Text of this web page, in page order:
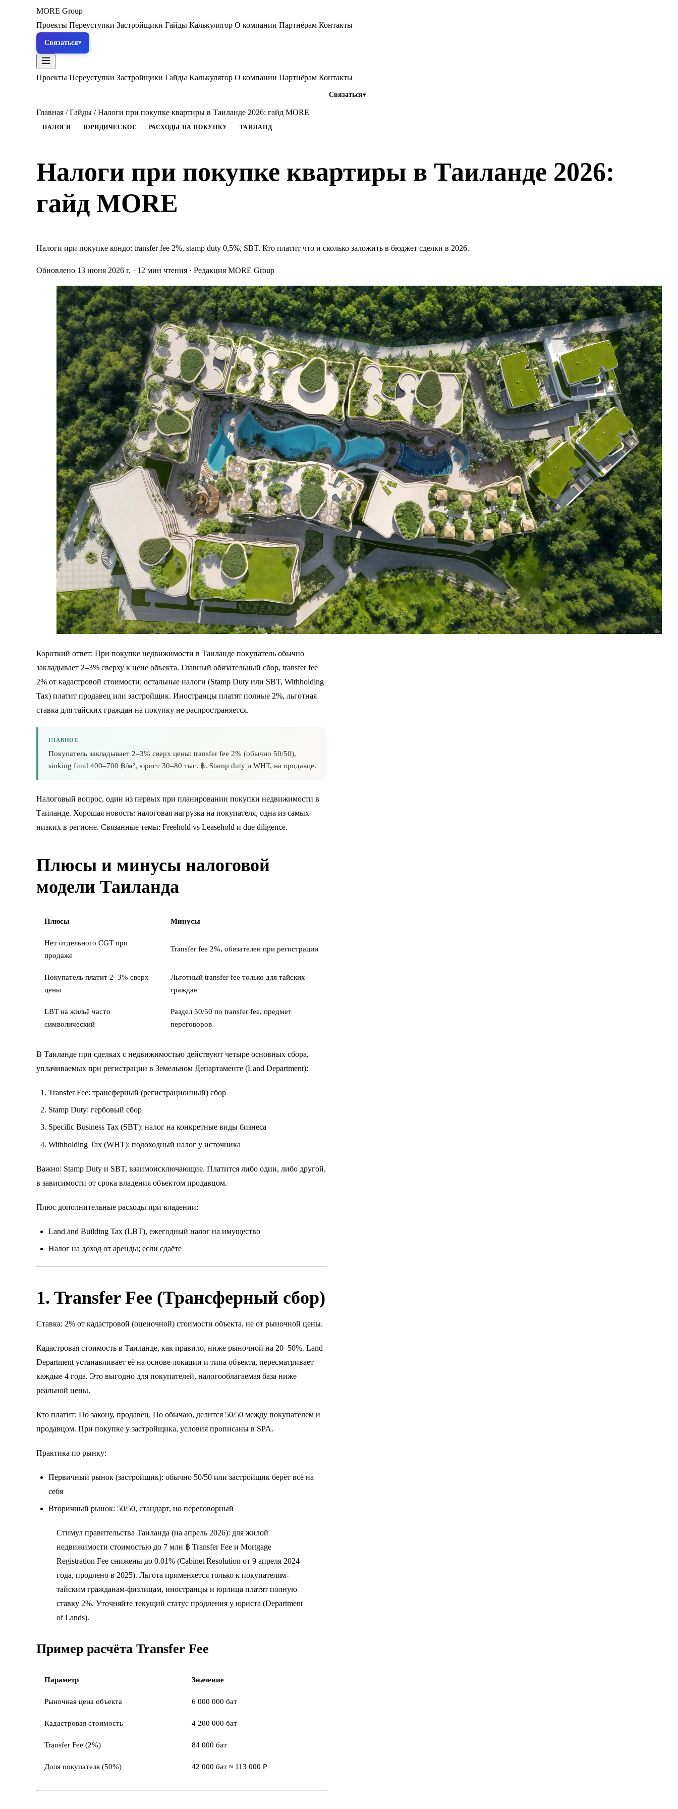
MORE Group
Проекты Переуступки Застройщики Гайды Калькулятор О компании Партнёрам Контакты
Связаться
Проекты Переуступки Застройщики Гайды Калькулятор О компании Партнёрам Контакты
Связаться
Главная / Гайды / Налоги при покупке квартиры в Таиланде 2026: гайд MORE
НАЛОГИ ЮРИДИЧЕСКОЕ РАСХОДЫ НА ПОКУПКУ ТАИЛАНД
Налоги при покупке квартиры в Таиланде 2026:
гайд MORE
Налоги при покупке кондо: transfer fee 2%, stamp duty 0,5%, SBT. Кто платит что и сколько заложить в бюджет сделки в 2026.
Обновлено 13 июня 2026 г. · 12 мин чтения · Редакция MORE Group
Короткий ответ: При покупке недвижимости в Таиланде покупатель обычно
закладывает 2–3% сверху к цене объекта. Главный обязательный сбор, transfer fee
2% от кадастровой стоимости; остальные налоги (Stamp Duty или SBT, Withholding
Tax) платит продавец или застройщик. Иностранцы платят полные 2%, льготная
ставка для тайских граждан на покупку не распространяется.
ГЛАВНОЕ
Покупатель закладывает 2–3% сверх цены: transfer fee 2% (обычно 50/50),
sinking fund 400–700 ฿/м², юрист 30–80 тыс. ฿. Stamp duty и WHT, на продавце.
Налоговый вопрос, один из первых при планировании покупки недвижимости в
Таиланде. Хорошая новость: налоговая нагрузка на покупателя, одна из самых
низких в регионе. Связанные темы: Freehold vs Leasehold и due diligence.
Плюсы и минусы налоговой
модели Таиланда
Плюсы Минусы
Нет отдельного CGT при
продаже
Transfer fee 2%, обязателен при регистрации
Покупатель платит 2–3% сверх
цены
Льготный transfer fee только для тайских
граждан
LBT на жильё часто
символический
Раздел 50/50 по transfer fee, предмет
переговоров
В Таиланде при сделках с недвижимостью действуют четыре основных сбора,
уплачиваемых при регистрации в Земельном Департаменте (Land Department):
Transfer Fee: трансферный (регистрационный) сбор
Stamp Duty: гербовый сбор
Specific Business Tax (SBT): налог на конкретные виды бизнеса
Withholding Tax (WHT): подоходный налог у источника
Важно: Stamp Duty и SBT, взаимоисключающие. Платится либо один, либо другой,
в зависимости от срока владения объектом продавцом.
Плюс дополнительные расходы при владении:
Land and Building Tax (LBT), ежегодный налог на имущество
Налог на доход от аренды; если сдаёте
1. Transfer Fee (Трансферный сбор)
Ставка: 2% от кадастровой (оценочной) стоимости объекта, не от рыночной цены.
Кадастровая стоимость в Таиланде, как правило, ниже рыночной на 20–50%. Land
Department устанавливает её на основе локации и типа объекта, пересматривает
каждые 4 года. Это выгодно для покупателей, налогооблагаемая база ниже
реальной цены.
Кто платит: По закону, продавец. По обычаю, делится 50/50 между покупателем и
продавцом. При покупке у застройщика, условия прописаны в SPA.
Практика по рынку:
Первичный рынок (застройщик): обычно 50/50 или застройщик берёт всё на
себя
Вторичный рынок: 50/50, стандарт, но переговорный
Стимул правительства Таиланда (на апрель 2026): для жилой
недвижимости стоимостью до 7 млн ฿ Transfer Fee и Mortgage
Registration Fee снижены до 0.01% (Cabinet Resolution от 9 апреля 2024
года, продлено в 2025). Льгота применяется только к покупателям-
тайским гражданам-физлицам, иностранцы и юрлица платят полную
ставку 2%. Уточняйте текущий статус продления у юриста (Department
of Lands).
Пример расчёта Transfer Fee
Параметр Значение
Рыночная цена объекта 6 000 000 бат
Кадастровая стоимость 4 200 000 бат
Transfer Fee (2%) 84 000 бат
Доля покупателя (50%) 42 000 бат ≈ 113 000 ₽